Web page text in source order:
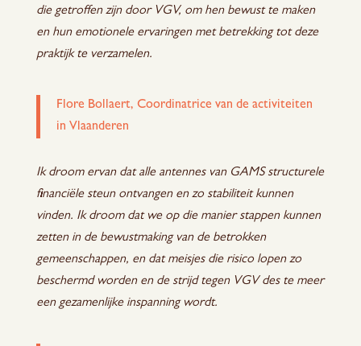
die getroffen zijn door VGV, om hen bewust te maken
en hun emotionele ervaringen met betrekking tot deze
praktijk te verzamelen.
Flore Bollaert, Coordinatrice van de activiteiten
in Vlaanderen
Ik droom ervan dat alle antennes van GAMS structurele
financiële steun ontvangen en zo stabiliteit kunnen
vinden. Ik droom dat we op die manier stappen kunnen
zetten in de bewustmaking van de betrokken
gemeenschappen, en dat meisjes die risico lopen zo
beschermd worden en de strijd tegen VGV des te meer
een gezamenlijke inspanning wordt.